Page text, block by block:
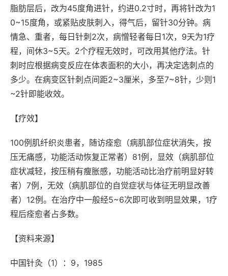
脂肪层后，改为45度角进针，约进0.2寸时，再将针改为1
0~15度角，或紧贴皮肤刺入，得气后，留针30分钟。病
情急、重者，每日针刺2次，病憎轻者每日1次，9天为1疗
程，间休3~5天。2个疗程无效时，可改用其他疗法。针
刺时应根据病变反应在体表面积的大小，再决定选刺点的
多少。在病变区针刺点间距2~3厘米，多至7~8针，少则1
~2针即能收效。
【疗效】
100例肌纤织炎患者，随访痊愈（病肌部位症状消失，按
压无痛感，功能活动恢复正常者）81例，显效（病肌部位
症状减轻，按压稍有瘦胀感，功能活动比治疗前明显好转
者）7例，无效（病肌部位的自觉症状与体征无明显改善
者）12例。在治疗中一般经5~6次即可收到明显效果，1疗
程后痊愈者占多数。
【资料来源】
中国针灸（1）：9，1985